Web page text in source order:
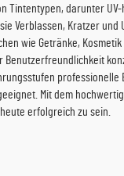
darunter
Verblassen, Kratzer
wie Getränke,
Mit dem
erfolgreich zu sein.